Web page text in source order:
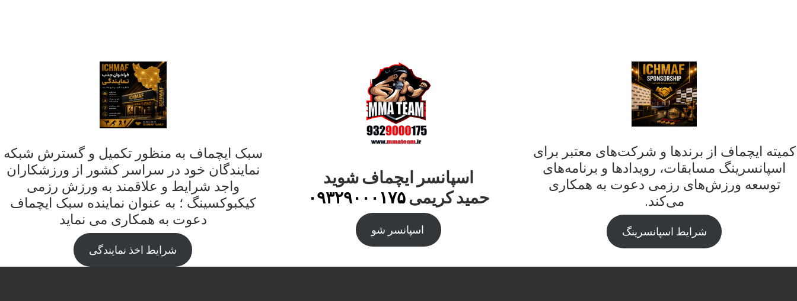
کمیته ایچماف از برندها و شرکت‌های معتبر برای
اسپانسرینگ مسابقات، رویدادها و برنامه‌های
توسعه ورزش‌های رزمی دعوت به همکاری
می‌کند.
شرایط اسپانسرینگ
اسپانسر ایچماف شوید
حمید کریمی۰۹۳۲۹۰۰۰۱۷۵
اسپانسر شو
سبک ایچماف به منظور تکمیل و گسترش شبکه
نمایندگان خود در سراسر کشور از ورزشکاران
واجد شرایط و علاقمند به ورزش رزمی
کیکبوکسینگ ؛ به عنوان نماینده سبک ایچماف
دعوت به همکاری می نماید
شرایط اخذ نمایندگی